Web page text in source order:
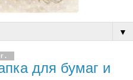
▼
для бумаг и